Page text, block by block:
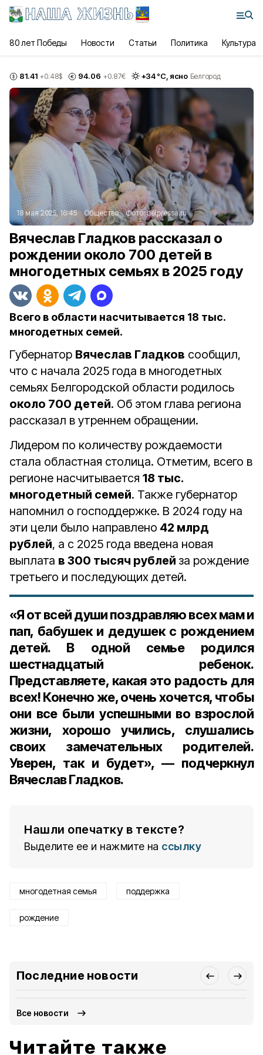
80 лет Победы Новости Статьи Политика Культура
81.41 +0.48$ 94.06 +0.87€ +34°С, ясно Белгород
18 мая 2025, 16:45 Общество Фото:belpressa.ru
Вячеслав Гладков рассказал о
рождении около 700 детей в
многодетных семьях в 2025 году
Всего в области насчитывается 18 тыс.
многодетных семей.
Губернатор Вячеслав Гладков сообщил,
что с начала 2025 года в многодетных
семьях Белгородской области родилось
около 700 детей. Об этом глава региона
рассказал в утреннем обращении.
Лидером по количеству рождаемости
стала областная столица. Отметим, всего в
регионе насчитывается 18 тыс.
многодетный семей. Также губернатор
напомнил о господдержке. В 2024 году на
эти цели было направлено 42 млрд
рублей, а с 2025 года введена новая
выплата в 300 тысяч рублей за рождение
третьего и последующих детей.
«Я от всей души поздравляю всех мам и
пап, бабушек и дедушек с рождением
детей. В одной семье родился
шестнадцатый ребенок.
Представляете, какая это радость для
всех! Конечно же, очень хочется, чтобы
они все были успешными во взрослой
жизни, хорошо учились, слушались
своих замечательных родителей.
Уверен, так и будет», — подчеркнул
Вячеслав Гладков.
Нашли опечатку в тексте?
Выделите ее и нажмите на ссылку
многодетная семья поддержка
рождение
Последние новости
Все новости
Читайте также